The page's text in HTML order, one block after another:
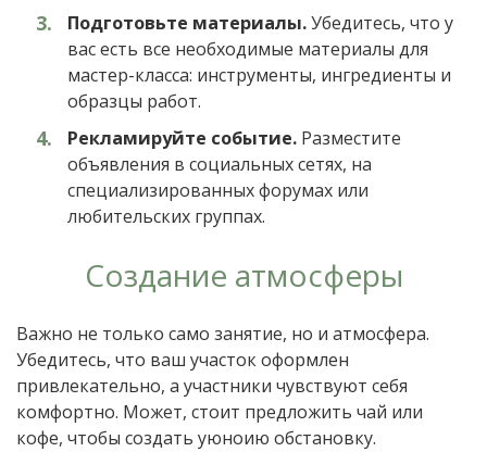
Подготовьте материалы.Убедитесь, что у
вас есть все необходимые материалы для
мастер-класса: инструменты, ингредиенты и
образцы работ.
Рекламируйте событие. Разместите
объявления в социальных сетях, на
специализированных форумах или
любительских группах.
Создание атмосферы
Важно не только само занятие, но и атмосфера.
Убедитесь, что ваш участок оформлен
привлекательно, а участники чувствуют себя
комфортно. Может, стоит предложить чай или
кофе, чтобы создать уюноию обстановку.